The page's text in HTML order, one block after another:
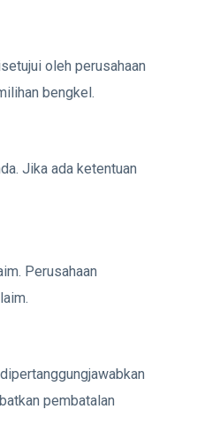
oleh perusahaan
bengkel.
Jika ada ketentuan
Perusahaan
pembatalan